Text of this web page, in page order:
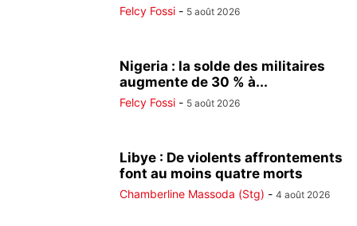
Felcy Fossi - 5 août 2026
Nigeria : la solde des militaires
augmente de 30 % à...
Felcy Fossi - 5 août 2026
Libye : De violents affrontements
font au moins quatre morts
Chamberline Massoda (Stg) - 4 août 2026